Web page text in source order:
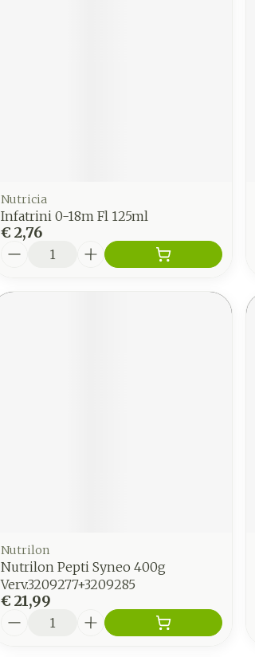
Nutricia
Infatrini 0-18m Fl 125ml
€ 2,76
Nutrilon
Nutrilon Pepti Syneo 400g
Verv.3209277+3209285
€ 21,99